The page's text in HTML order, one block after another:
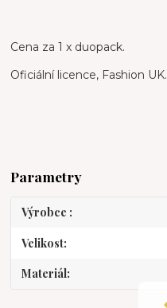
Cena za 1 x duopack.
Oficiální licence, Fashion UK.
Parametry
Výrobce
Velikost
Materiál